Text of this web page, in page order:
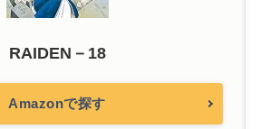
RAIDEN－18
Amazonで探す